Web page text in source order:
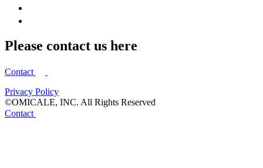
Please contact us here
Contact
Privacy Policy
©OMICALE, INC. All Rights Reserved
Contact